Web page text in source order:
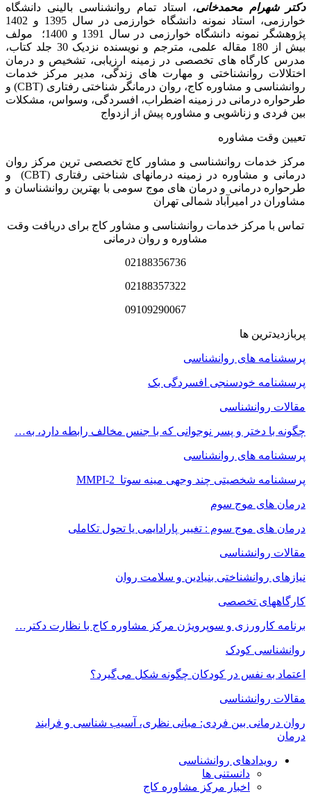
دکتر شهرام محمدخانی، استاد تمام روانشناسی بالینی دانشگاه
خوارزمی، استاد نمونه دانشگاه خوارزمی در سال 1395 و 1402
پژوهشگر نمونه دانشگاه خوارزمی در سال 1391 و 1400؛ مولف
بیش از 180 مقاله علمی، مترجم و نویسنده نزدیک 30 جلد کتاب،
مدرس کارگاه­ های تخصصی در زمینه ارزیابی، تشخیص و درمان
اختلالات روانشناختی و مهارت های زندگی، مدیر مرکز خدمات
روانشناسی و مشاوره کاج، روان­ درمانگر شناختی رفتاری (CBT) و
طرحواره درمانی در زمینه اضطراب، افسردگی، وسواس، مشکلات
بین فردی و زناشویی و مشاوره پیش از ازدواج
تعیین وقت مشاوره
مرکز خدمات روانشناسی و مشاور کاج تخصصی‏ ترین مرکز روان
درمانی و مشاوره در زمینه درمان‏های شناختی رفتاری (CBT) و
طرحواره درمانی و درمان های موج سومی با بهترین روانشناسان و
مشاوران در امیرآباد شمالی تهران
تماس با مرکز خدمات روانشناسی و مشاور کاج برای دریافت وقت
مشاوره و روان درمانی
02188356736
02188357322
09109290067
پربازدیدترین ها
پرسشنامه های روانشناسی
پرسشنامه خودسنجی افسردگی بک
مقالات روانشناسی
چگونه با دختر و پسر نوجوانی که با جنس مخالف رابطه دارد، به…
پرسشنامه های روانشناسی
پرسشنامه شخصیتی چند وجهی مینه سوتا MMPI-2
درمان های موج سوم
درمان های موج سوم : تغییر پارادایمی یا تحول تکاملی
مقالات روانشناسی
نیازهای روانشناختی بنیادین و سلامت روان
کارگاههای تخصصی
برنامه کارورزی و سوپرویژن مرکز مشاوره کاج با نظارت دکتر…
روانشناسی کودک
اعتماد به‌ نفس در کودکان چگونه شکل می‌گیرد؟
مقالات روانشناسی
روان درمانی بین فردی: مبانی نظری، آسیب شناسی و فرایند
درمان
رویدادهای روانشناسی
دانستنی ها
اخبار مرکز مشاوره کاج